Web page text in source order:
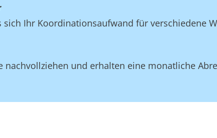
Ihr Koordinationsaufwand für verschiedene
und erhalten eine monatliche